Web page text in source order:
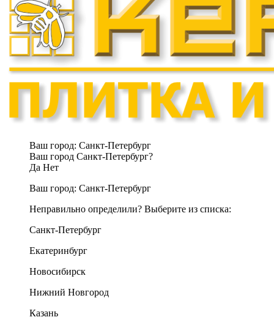
Ваш город: Санкт-Петербург
Ваш город Санкт-Петербург?
Да Нет
Ваш город: Санкт-Петербург
Неправильно определили? Выберите из списка:
Санкт-Петербург
Екатеринбург
Новосибирск
Нижний Новгород
Казань